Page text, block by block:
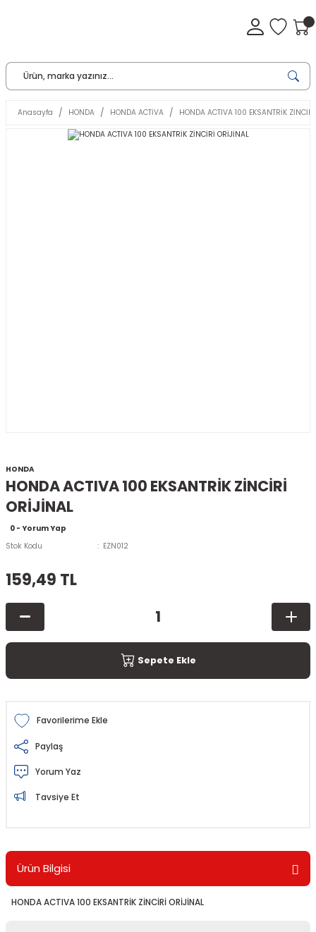
Anasayfa HONDA HONDA ACTİVA HONDA ACTIVA 100 EKSANTRİK
HONDA
HONDA ACTIVA 100 EKSANTRİK ZİNCİRİ
ORİJİNAL
0 - Yorum Yap
Stok Kodu
EZN012
159,49 TL
Sepete Ekle
Paylaş
Yorum Yaz
Tavsiye Et
Ürün Bilgisi
HONDA ACTIVA 100 EKSANTRİK ZİNCİRİ ORİJİNAL